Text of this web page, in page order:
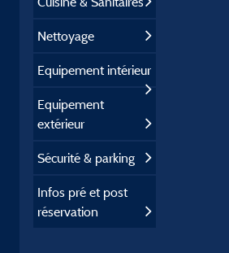
Nettoyage
Equipement intérieur
Equipement
extérieur
Sécurité & parking
Infos pré et post
réservation